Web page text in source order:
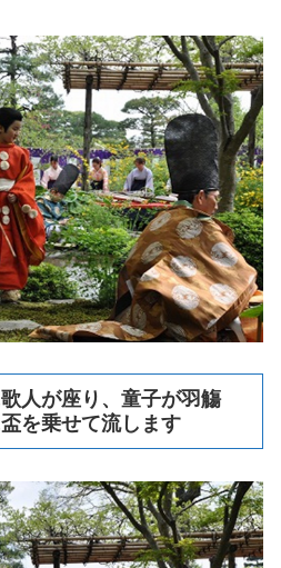
人が座り、童子が羽觴
を乗せて流します